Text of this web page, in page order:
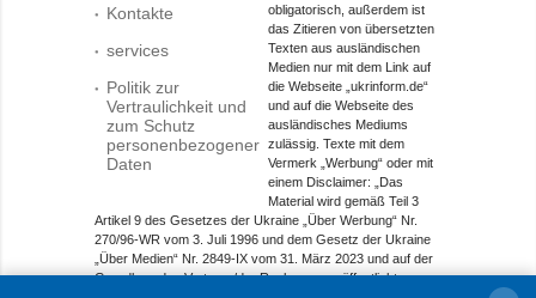
Kontakte
services
Politik zur
Vertraulichkeit und
zum Schutz
personenbezogener
Daten
obligatorisch, außerdem ist
das Zitieren von übersetzten
Texten aus ausländischen
Medien nur mit dem Link auf
die Webseite „ukrinform.de“
und auf die Webseite des
ausländisches Mediums
zulässig. Texte mit dem
Vermerk „Werbung“ oder mit
einem Disclaimer: „Das
Material wird gemäß Teil 3
Artikel 9 des Gesetzes der Ukraine „Über Werbung“ Nr.
270/96-WR vom 3. Juli 1996 und dem Gesetz der Ukraine
„Über Medien“ Nr. 2849-IX vom 31. März 2023 und auf der
Grundlage des Vertrags/der Rechnung veröffentlicht.